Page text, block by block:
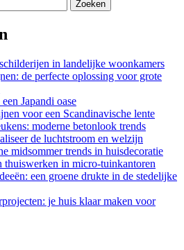
in landelijke woonkamers
de perfecte oplossing voor grote
Japandi oase
voor een Scandinavische lente
moderne betonlook trends
de luchtstroom en welzijn
midsommer trends in huisdecoratie
thuiswerken in micro-tuinkantoren
een groene drukte in de stedelijke
je huis klaar maken voor